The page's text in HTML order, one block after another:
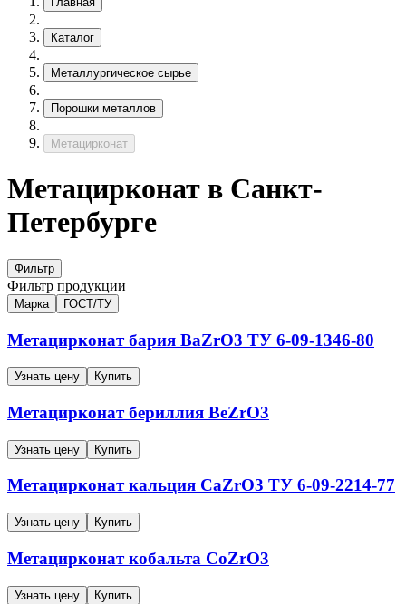
Каталог
Металлургическое сырье
Порошки металлов
Метацирконат
Метацирконат в Санкт-
Петербурге
Фильтр
Фильтр продукции
Марка ГОСТ/ТУ
Метацирконат бария BaZrO3 ТУ 6-09-1346-80
Узнать цену Купить
Метацирконат бериллия BeZrO3
Узнать цену Купить
Метацирконат кальция CaZrO3 ТУ 6-09-2214-77
Узнать цену Купить
Метацирконат кобальта CoZrO3
Узнать цену Купить